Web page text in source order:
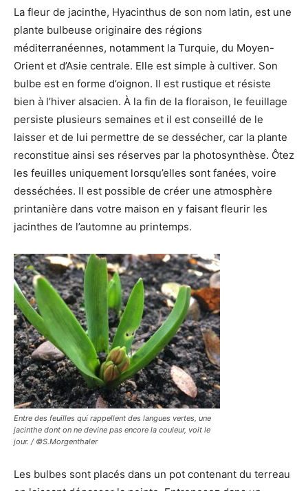
La fleur de jacinthe, Hyacinthus de son nom latin, est une
plante bulbeuse originaire des régions
méditerranéennes, notamment la Turquie, du Moyen-
Orient et d’Asie centrale. Elle est simple à cultiver. Son
bulbe est en forme d’oignon. Il est rustique et résiste
bien à l’hiver alsacien. À la fin de la floraison, le feuillage
persiste plusieurs semaines et il est conseillé de le
laisser et de lui permettre de se dessécher, car la plante
reconstitue ainsi ses réserves par la photosynthèse. Ôtez
les feuilles uniquement lorsqu’elles sont fanées, voire
desséchées. Il est possible de créer une atmosphère
printanière dans votre maison en y faisant fleurir les
jacinthes de l’automne au printemps.
Entre des feuilles qui rappellent des langues vertes, une
jacinthe dont on ne devine pas encore la couleur, voit le
jour. / ©S.Morgenthaler
Les bulbes sont placés dans un pot contenant du terreau